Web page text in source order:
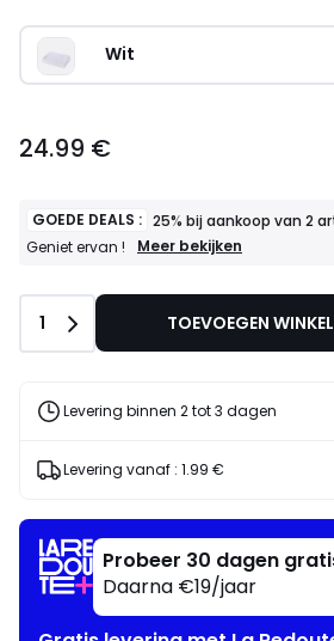
Wit
€.
24.99 €
GOEDE DEALS : 25% bij aankoop van 2
Geniet ervan !
GOEDE
artikelen
Geniet
Meer bekijken
Aantal
1 TOEVOEGEN
Levering binnen 2 tot 3 dagen
Levering vanaf : 1.99 €
Probeer 30 dagen
Daarna €19/jaar